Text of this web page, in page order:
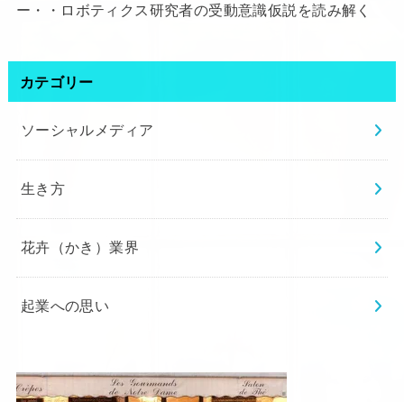
ー・・ロボティクス研究者の受動意識仮説を読み解く
カテゴリー
ソーシャルメディア
生き方
花卉（かき）業界
起業への思い